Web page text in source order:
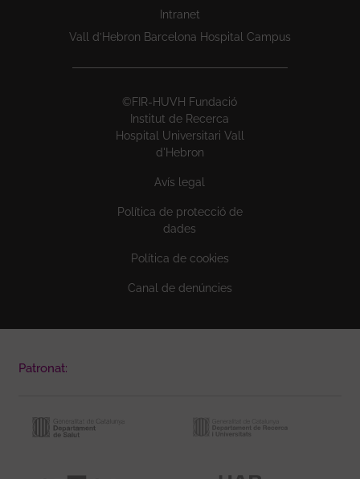
Intranet
Vall d’Hebron Barcelona Hospital Campus
©FIR-HUVH Fundació
Institut de Recerca
Hospital Universitari Vall
d'Hebron
Avís legal
Política de protecció de
dades
Política de cookies
Canal de denúncies
Patronat: